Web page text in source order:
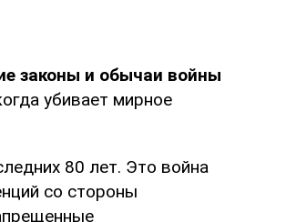
законы и обычаи войны
убивает мирное
80 лет. Это война
со стороны